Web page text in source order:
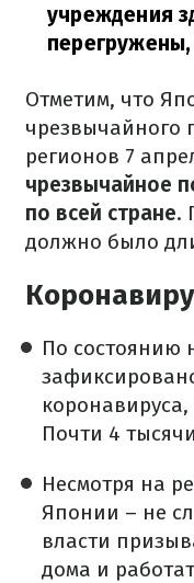
учреждения
перегружены,
Отметим, что
чрезвычайного
регионов 7
чрезвычайное
по всей стране.
должно было
По состоянию
коронавируса,
Почти 4
Несмотря на
Японии – не
власти
дома и